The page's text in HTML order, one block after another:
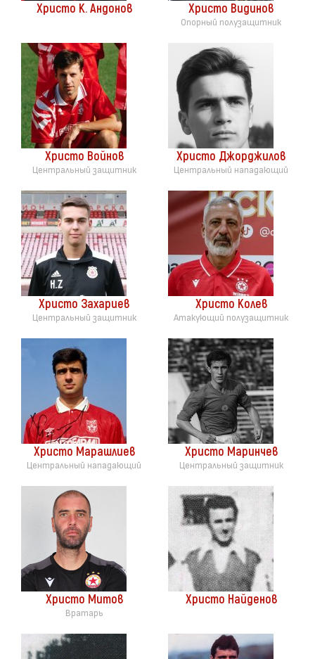
Христо К. Андонов Христо Видинов
Опорный полузащитник
Христо Войнов
Центральный защитник
Христо Джорджилов
Центральный нападающий
Христо Захариев
Центральный защитник
Христо Колев
Атакующий полузащитник
Христо Марашлиев
Центральный нападающий
Христо Маринчев
Центральный защитник
Христо Митов
Вратарь
Христо Найденов